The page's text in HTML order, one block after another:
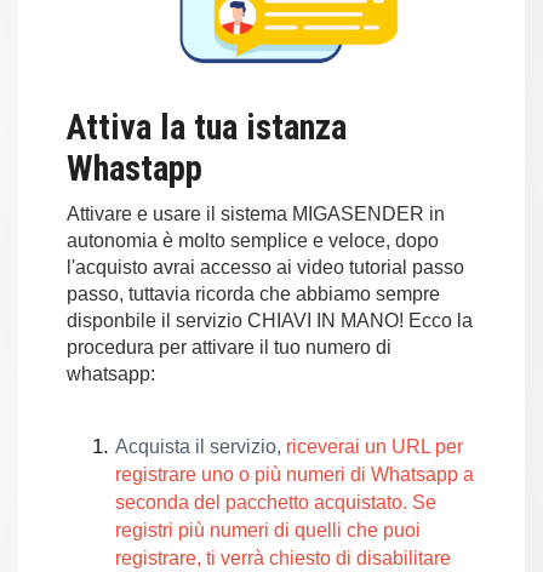
Attiva la tua istanza
Whastapp
Attivare e usare il sistema MIGASENDER in
autonomia è molto semplice e veloce, dopo
l'acquisto avrai accesso ai video tutorial passo
passo, tuttavia ricorda che abbiamo sempre
disponbile il servizio CHIAVI IN MANO! Ecco la
procedura per attivare il tuo numero di
whatsapp:
Acquista il servizio, riceverai un URL per
registrare uno o più numeri di Whatsapp a
seconda del pacchetto acquistato. Se
registri più numeri di quelli che puoi
registrare, ti verrà chiesto di disabilitare